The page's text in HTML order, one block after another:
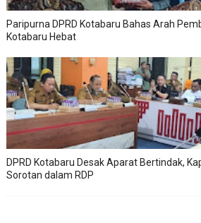
Paripurna DPRD Kotabaru Bahas Arah
Kotabaru Hebat
DPRD Kotabaru Desak Aparat Bertindak,
Sorotan dalam RDP